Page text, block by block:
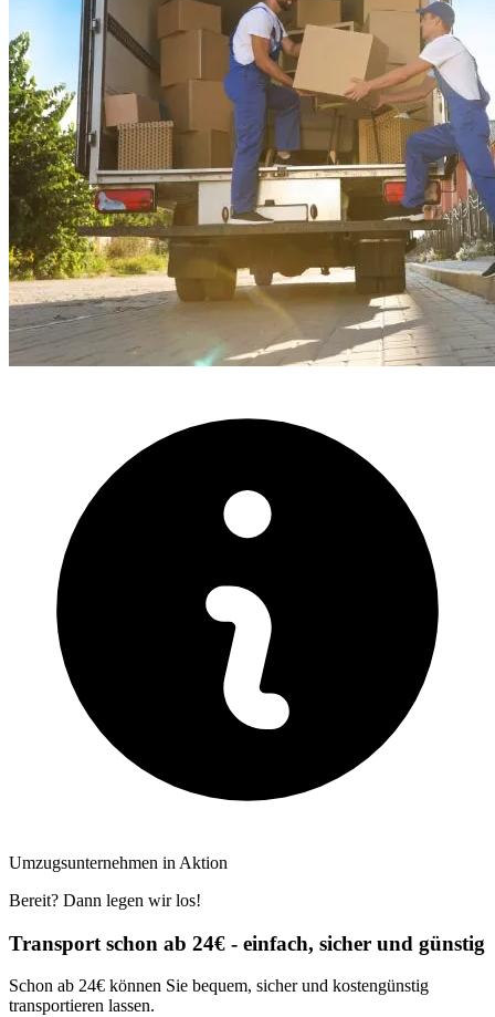
Umzugsunternehmen in Aktion
Bereit? Dann legen wir los!
Transport schon ab 24€ - einfach, sicher und günstig
Schon ab 24€ können Sie bequem, sicher und kostengünstig
transportieren lassen.